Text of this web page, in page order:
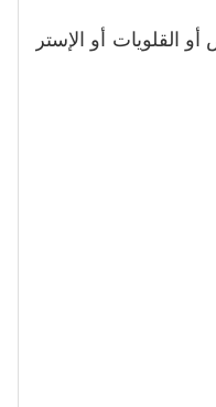
القلويات أو الإستر